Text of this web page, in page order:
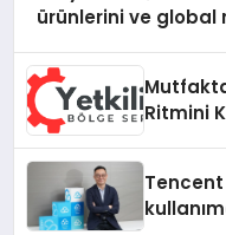
ürünlerini ve global
Ritmini